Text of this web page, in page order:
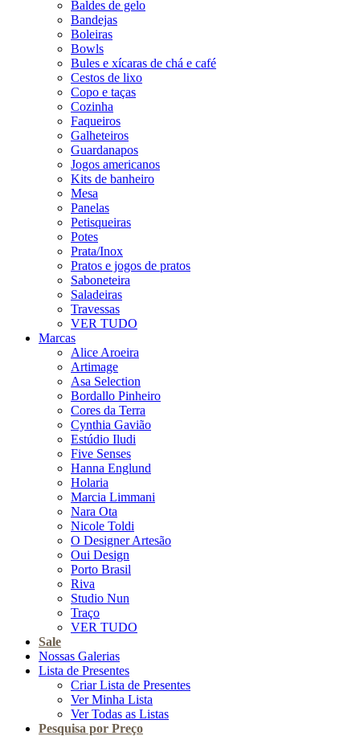
Baldes de gelo
Bandejas
Boleiras
Bowls
Bules e xícaras de chá e café
Cestos de lixo
Copo e taças
Cozinha
Faqueiros
Galheteiros
Guardanapos
Jogos americanos
Kits de banheiro
Mesa
Panelas
Petisqueiras
Potes
Prata/Inox
Pratos e jogos de pratos
Saboneteira
Saladeiras
Travessas
VER TUDO
Marcas
Alice Aroeira
Artimage
Asa Selection
Bordallo Pinheiro
Cores da Terra
Cynthia Gavião
Estúdio Iludi
Five Senses
Hanna Englund
Holaria
Marcia Limmani
Nara Ota
Nicole Toldi
O Designer Artesão
Oui Design
Porto Brasil
Riva
Studio Nun
Traço
VER TUDO
Sale
Nossas Galerias
Lista de Presentes
Criar Lista de Presentes
Ver Minha Lista
Ver Todas as Listas
Pesquisa por Preço